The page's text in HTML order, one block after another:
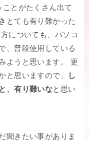
とがたくさん出て
とても有り難かった
についても、パソコ
、普段使用している
ようと思います。 更
と思いますので、
し
、有り難いなと思い
聞きたい事がありま